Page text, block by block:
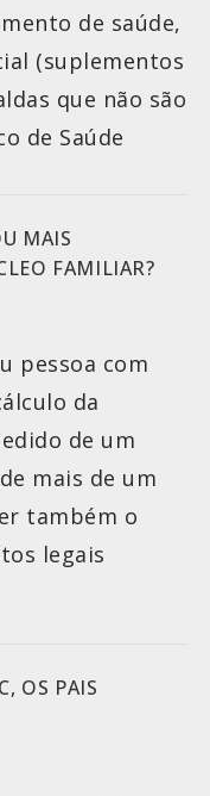
de saúde,
(suplementos
que não são
de Saúde
MAIS
FAMILIAR?
pessoa com
da
de um
mais de um
também o
legais
OS PAIS